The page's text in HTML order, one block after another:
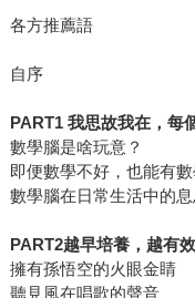
各方推薦語
自序
PART1 我思故我在，每
數學腦是啥玩意？
即便數學不好，也能有
數學腦在日常生活中的
PART2越早培養，越有
擁有孫悟空的火眼金睛
聽見風在唱歌的聲音